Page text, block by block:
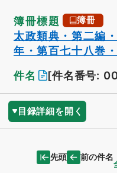
簿冊標題 簿冊
太政類典・第二編
年・第百七十八巻
件名
[件名番号:
目録詳細を開く
先頭 前の件名